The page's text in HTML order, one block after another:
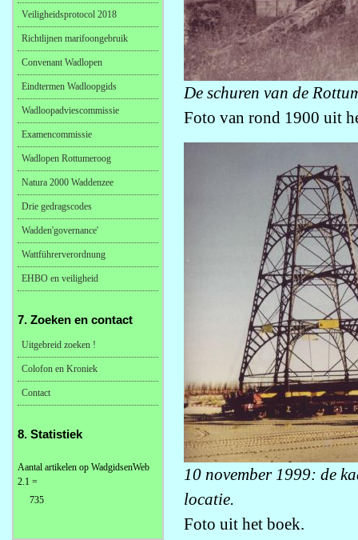
De schuren van de
Foto van rond 1900 uit
10 november 1999: de
locatie.
Foto uit het boek.
Veiligheidsprotocol 2018
Richtlijnen marifoongebruik
Convenant Wadlopen
Eindtermen Wadloopgids
Wadloopadviescommissie
Examencommissie
Wadlopen Rottumeroog
Natura 2000 Waddenzee
Drie gedragscodes
Wadden'governance'
Wattführerverordnung
EHBO en veiligheid
7. Zoeken en contact
Uitgebreid zoeken !
Colofon en Kroniek
Contact
8. Statistiek
Aantal artikelen op WadgidsenWeb
2.1 =
735